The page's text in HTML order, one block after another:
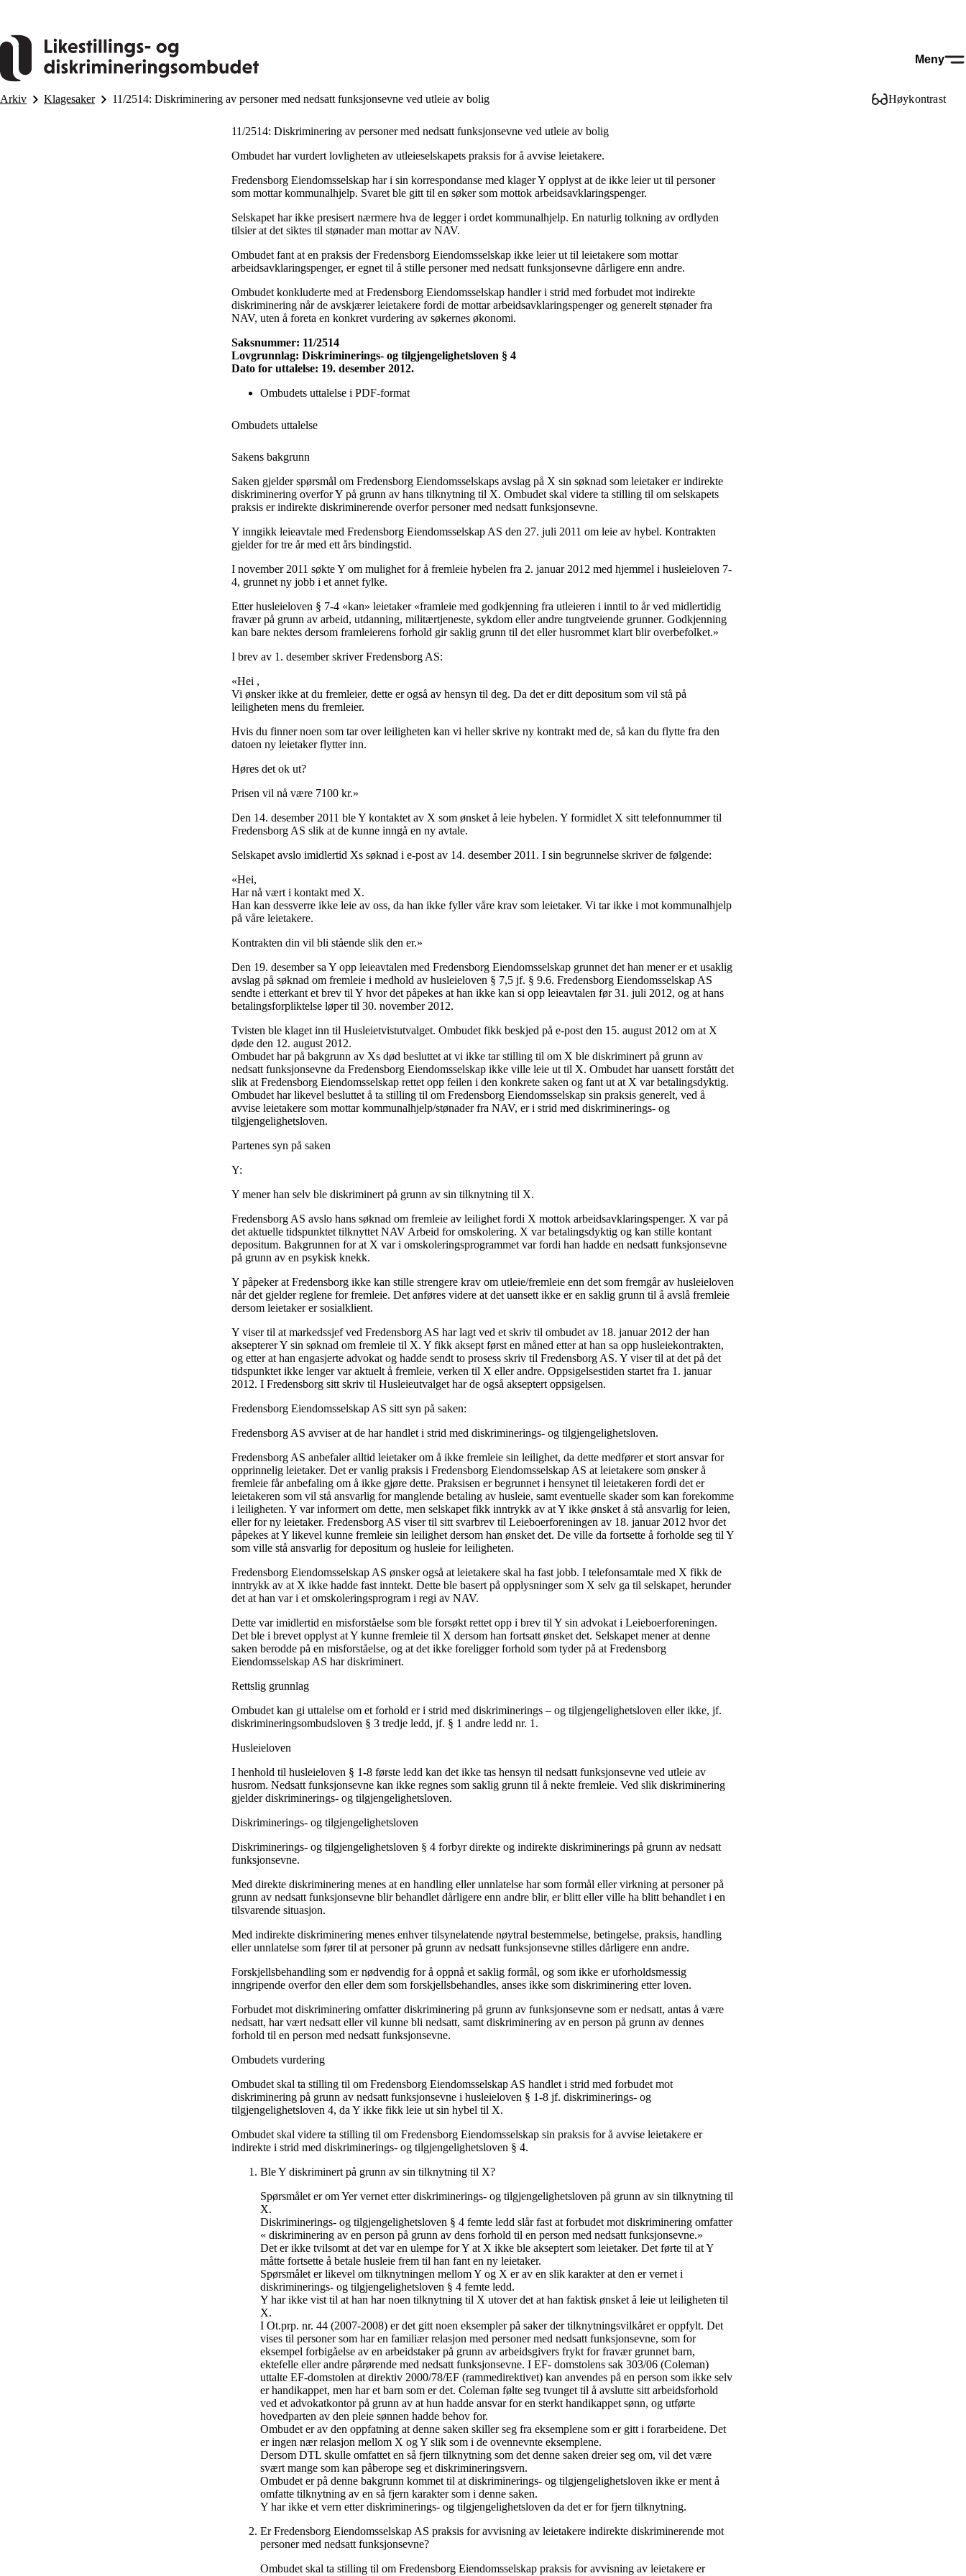
Meny
Arkiv Klagesaker 11/2514: Diskriminering av personer med nedsatt funksjonsevne ved utleie av bolig Høykontrast
11/2514: Diskriminering av personer med nedsatt funksjonsevne ved utleie av bolig
Ombudet har vurdert lovligheten av utleieselskapets praksis for å avvise leietakere.
Fredensborg Eiendomsselskap har i sin korrespondanse med klager Y opplyst at de ikke leier ut til personer
som mottar kommunalhjelp. Svaret ble gitt til en søker som mottok arbeidsavklaringspenger.
Selskapet har ikke presisert nærmere hva de legger i ordet kommunalhjelp. En naturlig tolkning av ordlyden
tilsier at det siktes til stønader man mottar av NAV.
Ombudet fant at en praksis der Fredensborg Eiendomsselskap ikke leier ut til leietakere som mottar
arbeidsavklaringspenger, er egnet til å stille personer med nedsatt funksjonsevne dårligere enn andre.
Ombudet konkluderte med at Fredensborg Eiendomsselskap handler i strid med forbudet mot indirekte
diskriminering når de avskjærer leietakere fordi de mottar arbeidsavklaringspenger og generelt stønader fra
NAV, uten å foreta en konkret vurdering av søkernes økonomi.
Saksnummer: 11/2514
Lovgrunnlag: Diskriminerings- og tilgjengelighetsloven § 4
Dato for uttalelse: 19. desember 2012.
Ombudets uttalelse i PDF-format
Ombudets uttalelse
Sakens bakgrunn
Saken gjelder spørsmål om Fredensborg Eiendomsselskaps avslag på X sin søknad som leietaker er indirekte
diskriminering overfor Y på grunn av hans tilknytning til X. Ombudet skal videre ta stilling til om selskapets
praksis er indirekte diskriminerende overfor personer med nedsatt funksjonsevne.
Y inngikk leieavtale med Fredensborg Eiendomsselskap AS den 27. juli 2011 om leie av hybel. Kontrakten
gjelder for tre år med ett års bindingstid.
I november 2011 søkte Y om mulighet for å fremleie hybelen fra 2. januar 2012 med hjemmel i husleieloven 7-
4, grunnet ny jobb i et annet fylke.
Etter husleieloven § 7-4 «kan» leietaker «framleie med godkjenning fra utleieren i inntil to år ved midlertidig
fravær på grunn av arbeid, utdanning, militærtjeneste, sykdom eller andre tungtveiende grunner. Godkjenning
kan bare nektes dersom framleierens forhold gir saklig grunn til det eller husrommet klart blir overbefolket.»
I brev av 1. desember skriver Fredensborg AS:
«Hei ,
Vi ønsker ikke at du fremleier, dette er også av hensyn til deg. Da det er ditt depositum som vil stå på
leiligheten mens du fremleier.
Hvis du finner noen som tar over leiligheten kan vi heller skrive ny kontrakt med de, så kan du flytte fra den
datoen ny leietaker flytter inn.
Høres det ok ut?
Prisen vil nå være 7100 kr.»
Den 14. desember 2011 ble Y kontaktet av X som ønsket å leie hybelen. Y formidlet X sitt telefonnummer til
Fredensborg AS slik at de kunne inngå en ny avtale.
Selskapet avslo imidlertid Xs søknad i e-post av 14. desember 2011. I sin begrunnelse skriver de følgende:
«Hei,
Har nå vært i kontakt med X.
Han kan dessverre ikke leie av oss, da han ikke fyller våre krav som leietaker. Vi tar ikke i mot kommunalhjelp
på våre leietakere.
Kontrakten din vil bli stående slik den er.»
Den 19. desember sa Y opp leieavtalen med Fredensborg Eiendomsselskap grunnet det han mener er et usaklig
avslag på søknad om fremleie i medhold av husleieloven § 7,5 jf. § 9.6. Fredensborg Eiendomsselskap AS
sendte i etterkant et brev til Y hvor det påpekes at han ikke kan si opp leieavtalen før 31. juli 2012, og at hans
betalingsforpliktelse løper til 30. november 2012.
Tvisten ble klaget inn til Husleietvistutvalget. Ombudet fikk beskjed på e-post den 15. august 2012 om at X
døde den 12. august 2012.
Ombudet har på bakgrunn av Xs død besluttet at vi ikke tar stilling til om X ble diskriminert på grunn av
nedsatt funksjonsevne da Fredensborg Eiendomsselskap ikke ville leie ut til X. Ombudet har uansett forstått det
slik at Fredensborg Eiendomsselskap rettet opp feilen i den konkrete saken og fant ut at X var betalingsdyktig.
Ombudet har likevel besluttet å ta stilling til om Fredensborg Eiendomsselskap sin praksis generelt, ved å
avvise leietakere som mottar kommunalhjelp/stønader fra NAV, er i strid med diskriminerings- og
tilgjengelighetsloven.
Partenes syn på saken
Y:
Y mener han selv ble diskriminert på grunn av sin tilknytning til X.
Fredensborg AS avslo hans søknad om fremleie av leilighet fordi X mottok arbeidsavklaringspenger. X var på
det aktuelle tidspunktet tilknyttet NAV Arbeid for omskolering. X var betalingsdyktig og kan stille kontant
depositum. Bakgrunnen for at X var i omskoleringsprogrammet var fordi han hadde en nedsatt funksjonsevne
på grunn av en psykisk knekk.
Y påpeker at Fredensborg ikke kan stille strengere krav om utleie/fremleie enn det som fremgår av husleieloven
når det gjelder reglene for fremleie. Det anføres videre at det uansett ikke er en saklig grunn til å avslå fremleie
dersom leietaker er sosialklient.
Y viser til at markedssjef ved Fredensborg AS har lagt ved et skriv til ombudet av 18. januar 2012 der han
aksepterer Y sin søknad om fremleie til X. Y fikk aksept først en måned etter at han sa opp husleiekontrakten,
og etter at han engasjerte advokat og hadde sendt to prosess skriv til Fredensborg AS. Y viser til at det på det
tidspunktet ikke lenger var aktuelt å fremleie, verken til X eller andre. Oppsigelsestiden startet fra 1. januar
2012. I Fredensborg sitt skriv til Husleieutvalget har de også akseptert oppsigelsen.
Fredensborg Eiendomsselskap AS sitt syn på saken:
Fredensborg AS avviser at de har handlet i strid med diskriminerings- og tilgjengelighetsloven.
Fredensborg AS anbefaler alltid leietaker om å ikke fremleie sin leilighet, da dette medfører et stort ansvar for
opprinnelig leietaker. Det er vanlig praksis i Fredensborg Eiendomsselskap AS at leietakere som ønsker å
fremleie får anbefaling om å ikke gjøre dette. Praksisen er begrunnet i hensynet til leietakeren fordi det er
leietakeren som vil stå ansvarlig for manglende betaling av husleie, samt eventuelle skader som kan forekomme
i leiligheten. Y var informert om dette, men selskapet fikk inntrykk av at Y ikke ønsket å stå ansvarlig for leien,
eller for ny leietaker. Fredensborg AS viser til sitt svarbrev til Leieboerforeningen av 18. januar 2012 hvor det
påpekes at Y likevel kunne fremleie sin leilighet dersom han ønsket det. De ville da fortsette å forholde seg til Y
som ville stå ansvarlig for depositum og husleie for leiligheten.
Fredensborg Eiendomsselskap AS ønsker også at leietakere skal ha fast jobb. I telefonsamtale med X fikk de
inntrykk av at X ikke hadde fast inntekt. Dette ble basert på opplysninger som X selv ga til selskapet, herunder
det at han var i et omskoleringsprogram i regi av NAV.
Dette var imidlertid en misforståelse som ble forsøkt rettet opp i brev til Y sin advokat i Leieboerforeningen.
Det ble i brevet opplyst at Y kunne fremleie til X dersom han fortsatt ønsket det. Selskapet mener at denne
saken berodde på en misforståelse, og at det ikke foreligger forhold som tyder på at Fredensborg
Eiendomsselskap AS har diskriminert.
Rettslig grunnlag
Ombudet kan gi uttalelse om et forhold er i strid med diskriminerings – og tilgjengelighetsloven eller ikke, jf.
diskrimineringsombudsloven § 3 tredje ledd, jf. § 1 andre ledd nr. 1.
Husleieloven
I henhold til husleieloven § 1-8 første ledd kan det ikke tas hensyn til nedsatt funksjonsevne ved utleie av
husrom. Nedsatt funksjonsevne kan ikke regnes som saklig grunn til å nekte fremleie. Ved slik diskriminering
gjelder diskriminerings- og tilgjengelighetsloven.
Diskriminerings- og tilgjengelighetsloven
Diskriminerings- og tilgjengelighetsloven § 4 forbyr direkte og indirekte diskriminerings på grunn av nedsatt
funksjonsevne.
Med direkte diskriminering menes at en handling eller unnlatelse har som formål eller virkning at personer på
grunn av nedsatt funksjonsevne blir behandlet dårligere enn andre blir, er blitt eller ville ha blitt behandlet i en
tilsvarende situasjon.
Med indirekte diskriminering menes enhver tilsynelatende nøytral bestemmelse, betingelse, praksis, handling
eller unnlatelse som fører til at personer på grunn av nedsatt funksjonsevne stilles dårligere enn andre.
Forskjellsbehandling som er nødvendig for å oppnå et saklig formål, og som ikke er uforholdsmessig
inngripende overfor den eller dem som forskjellsbehandles, anses ikke som diskriminering etter loven.
Forbudet mot diskriminering omfatter diskriminering på grunn av funksjonsevne som er nedsatt, antas å være
nedsatt, har vært nedsatt eller vil kunne bli nedsatt, samt diskriminering av en person på grunn av dennes
forhold til en person med nedsatt funksjonsevne.
Ombudets vurdering
Ombudet skal ta stilling til om Fredensborg Eiendomsselskap AS handlet i strid med forbudet mot
diskriminering på grunn av nedsatt funksjonsevne i husleieloven § 1-8 jf. diskriminerings- og
tilgjengelighetsloven 4, da Y ikke fikk leie ut sin hybel til X.
Ombudet skal videre ta stilling til om Fredensborg Eiendomsselskap sin praksis for å avvise leietakere er
indirekte i strid med diskriminerings- og tilgjengelighetsloven § 4.
Ble Y diskriminert på grunn av sin tilknytning til X?
Spørsmålet er om Yer vernet etter diskriminerings- og tilgjengelighetsloven på grunn av sin tilknytning til
X.
Diskriminerings- og tilgjengelighetsloven § 4 femte ledd slår fast at forbudet mot diskriminering omfatter
« diskriminering av en person på grunn av dens forhold til en person med nedsatt funksjonsevne.»
Det er ikke tvilsomt at det var en ulempe for Y at X ikke ble akseptert som leietaker. Det førte til at Y
måtte fortsette å betale husleie frem til han fant en ny leietaker.
Spørsmålet er likevel om tilknytningen mellom Y og X er av en slik karakter at den er vernet i
diskriminerings- og tilgjengelighetsloven § 4 femte ledd.
Y har ikke vist til at han har noen tilknytning til X utover det at han faktisk ønsket å leie ut leiligheten til
X.
I Ot.prp. nr. 44 (2007-2008) er det gitt noen eksempler på saker der tilknytningsvilkåret er oppfylt. Det
vises til personer som har en familiær relasjon med personer med nedsatt funksjonsevne, som for
eksempel forbigåelse av en arbeidstaker på grunn av arbeidsgivers frykt for fravær grunnet barn,
ektefelle eller andre pårørende med nedsatt funksjonsevne. I EF- domstolens sak 303/06 (Coleman)
uttalte EF-domstolen at direktiv 2000/78/EF (rammedirektivet) kan anvendes på en person som ikke selv
er handikappet, men har et barn som er det. Coleman følte seg tvunget til å avslutte sitt arbeidsforhold
ved et advokatkontor på grunn av at hun hadde ansvar for en sterkt handikappet sønn, og utførte
hovedparten av den pleie sønnen hadde behov for.
Ombudet er av den oppfatning at denne saken skiller seg fra eksemplene som er gitt i forarbeidene. Det
er ingen nær relasjon mellom X og Y slik som i de ovennevnte eksemplene.
Dersom DTL skulle omfattet en så fjern tilknytning som det denne saken dreier seg om, vil det være
svært mange som kan påberope seg et diskrimineringsvern.
Ombudet er på denne bakgrunn kommet til at diskriminerings- og tilgjengelighetsloven ikke er ment å
omfatte tilknytning av en så fjern karakter som i denne saken.
Y har ikke et vern etter diskriminerings- og tilgjengelighetsloven da det er for fjern tilknytning.
Er Fredensborg Eiendomsselskap AS praksis for avvisning av leietakere indirekte diskriminerende mot
personer med nedsatt funksjonsevne?
Ombudet skal ta stilling til om Fredensborg Eiendomsselskap praksis for avvisning av leietakere er